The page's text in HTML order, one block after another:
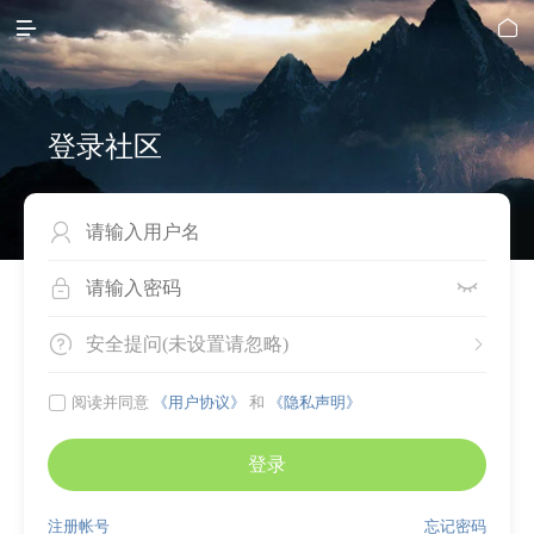
 
登录社区

 
 
安全提问(未设置请忽略)
 阅读并同意 《用户协议》 和 《隐私声明》
登录
忘记密码
注册帐号